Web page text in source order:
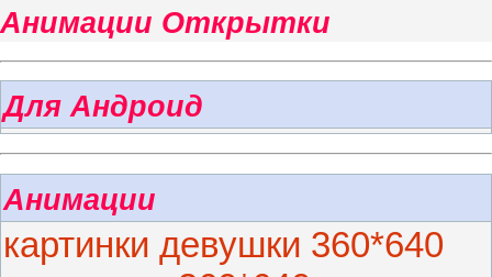
Анимации Открытки
Для Андроид
Анимации
картинки девушки 360*640